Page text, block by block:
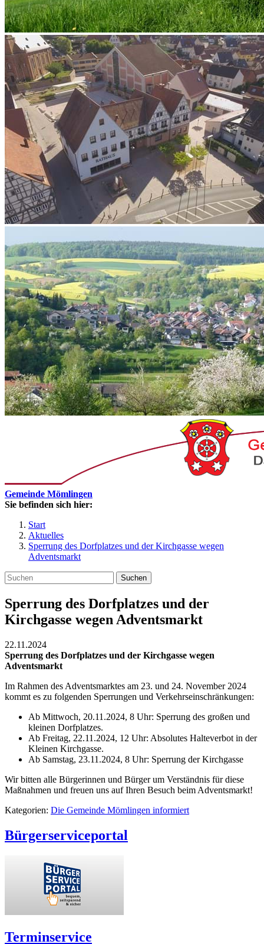
Gemeinde Mömlingen
Sie befinden sich hier:
Start
Aktuelles
Sperrung des Dorfplatzes und der Kirchgasse wegen
Adventsmarkt
Suchen
Sperrung des Dorfplatzes und der
Kirchgasse wegen Adventsmarkt
22.11.2024
Sperrung des Dorfplatzes und der Kirchgasse wegen
Adventsmarkt
Im Rahmen des Adventsmarktes am 23. und 24. November 2024
kommt es zu folgenden Sperrungen und Verkehrseinschränkungen:
Ab Mittwoch, 20.11.2024, 8 Uhr: Sperrung des großen und
kleinen Dorfplatzes.
Ab Freitag, 22.11.2024, 12 Uhr: Absolutes Halteverbot in der
Kleinen Kirchgasse.
Ab Samstag, 23.11.2024, 8 Uhr: Sperrung der Kirchgasse
Wir bitten alle Bürgerinnen und Bürger um Verständnis für diese
Maßnahmen und freuen uns auf Ihren Besuch beim Adventsmarkt!
Kategorien: Die Gemeinde Mömlingen informiert
Bürgerserviceportal
Terminservice